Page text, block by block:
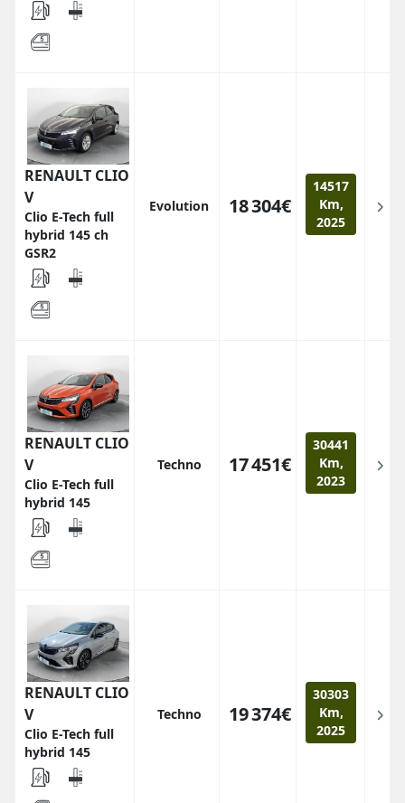
RENAULT CLIO
V
Clio E-Tech full
hybrid 145 ch
GSR2
Evolution 18 304€
14517
Km,
2025
RENAULT CLIO
V
Clio E-Tech full
hybrid 145
Techno 17 451€
30441
Km,
2023
RENAULT CLIO
V
Clio E-Tech full
hybrid 145
Techno 19 374€
30303
Km,
2025